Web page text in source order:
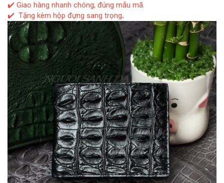
✔️ Giao hàng nhanh chóng, đúng mẫu mã.
✔️ Tặng kèm hộp đựng sang trọng.